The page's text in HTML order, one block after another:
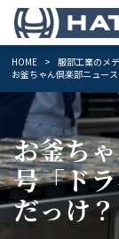
HOME 服部工業のメ
お釜ちゃん倶楽部ニュー
お釜ち
号「ド
だっけ？